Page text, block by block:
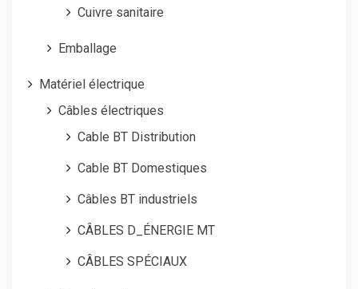
Cuivre sanitaire
Emballage
Matériel électrique
Câbles électriques
Cable BT Distribution
Cable BT Domestiques
Câbles BT industriels
CÂBLES D_ÉNERGIE MT
CÂBLES SPÉCIAUX